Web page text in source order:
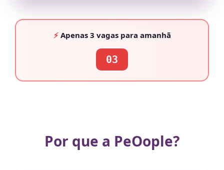
⚡Apenas 3 vagaspara amanhã
03
Por que a PeOople?